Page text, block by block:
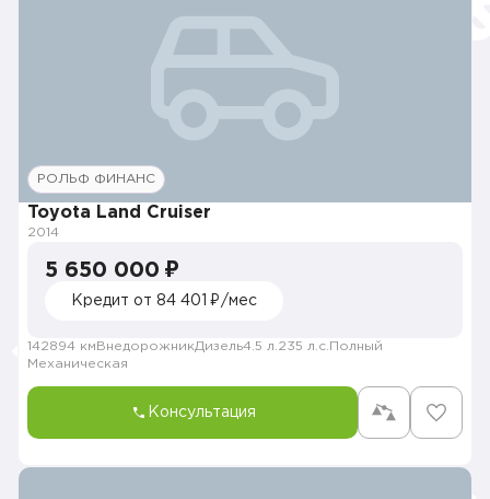
РОЛЬФ ФИНАНС
Toyota Land Cruiser
2014
5 650 000 ₽
Кредит от 84 401 ₽/мес
142894 км ВнедорожникДизель4.5 л. 235 л.с. Полный
Механическая
Консультация